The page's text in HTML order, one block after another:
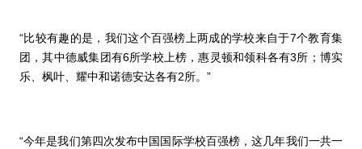
“比较有趣的是，我们这个百强榜上两成的学校来自于7个教育集
团，其中德威集团有6所学校上榜，惠灵顿和领科各有3所；博实
乐、枫叶、耀中和诺德安达各有2所。”
“今年是我们第四次发布中国国际学校百强榜，这几年我们一共一